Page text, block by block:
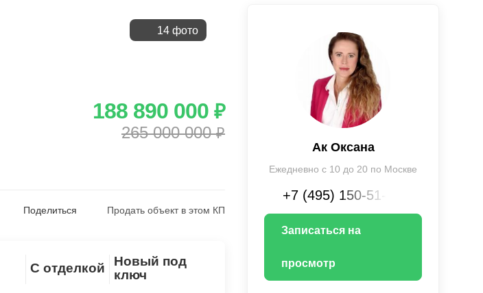
14 фото
188 890 000 ₽
265 000 000 ₽
Поделиться
Скопировать ссылку
Продать объект в этом КП
С отделкой
Новый под
ключ
Ак Оксана
Ежедневно с 10 до 20 по Москве
+7 (495) 150-51-XX
Записаться на
просмотр